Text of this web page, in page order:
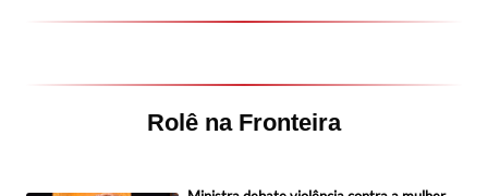
Rolê na Fronteira